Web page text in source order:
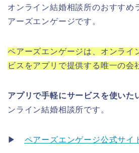
オンライン結婚相談所のおすすめ
アーズエンゲージです。
ペアーズエンゲージは、オンライ
ビスをアプリで提供する唯一の会
アプリで手軽にサービスを使いた
ンライン結婚相談所です。
▶ ペアーズエンゲージ公式サイ